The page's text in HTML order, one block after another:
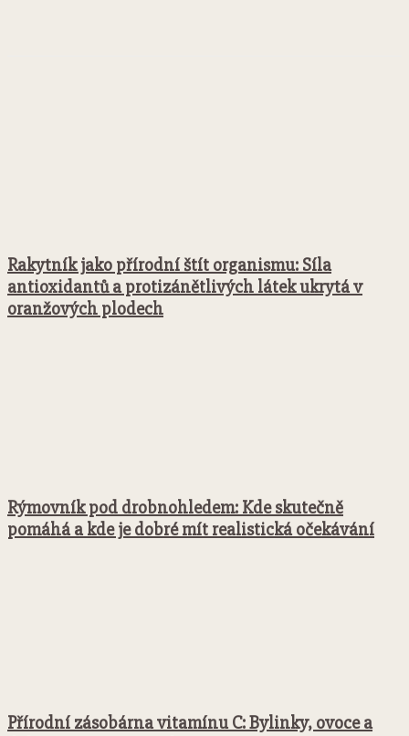
Rakytník jako přírodní štít organismu: Síla
antioxidantů a protizánětlivých látek ukrytá v
oranžových plodech
Rýmovník pod drobnohledem: Kde skutečně
pomáhá a kde je dobré mít realistická očekávání
Přírodní zásobárna vitamínu C: Bylinky, ovoce a